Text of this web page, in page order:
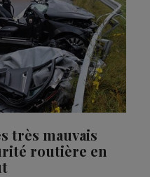
très mauvais
routière en